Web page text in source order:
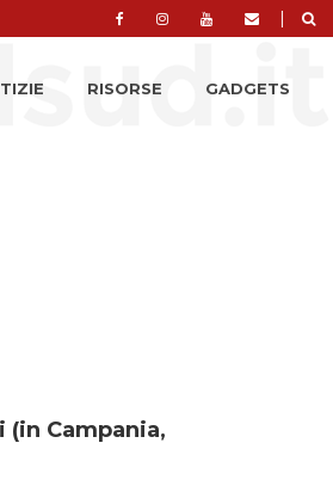
|
RISORSE GADGETS
Campania,